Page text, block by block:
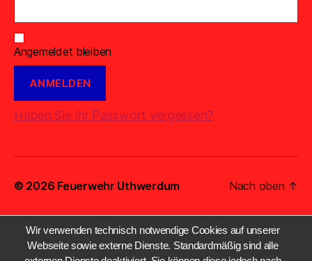
Angemeldet bleiben
Haben Sie Ihr Passwort vergessen?
© 2026 Feuerwehr Uthwerdum Nach oben ↑
Wir verwenden technisch notwendige Cookies auf unserer
Webseite sowie externe Dienste. Standardmäßig sind alle